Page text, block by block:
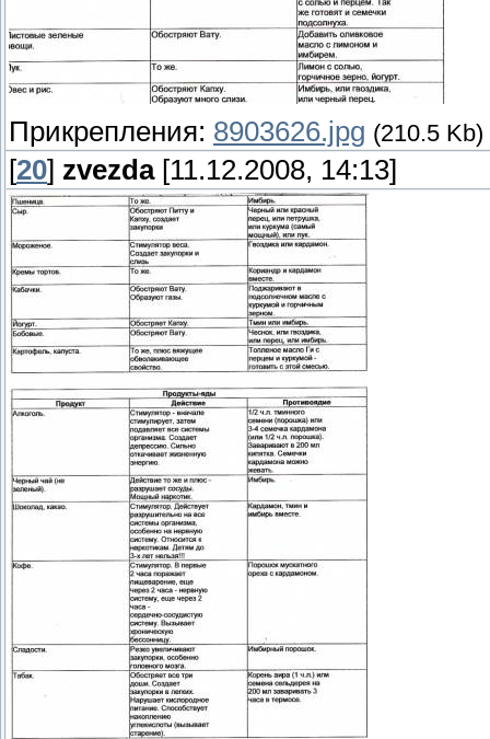
Прикрепления: 8903626.jpg (210.5 Kb)
[20] zvezda[11.12.2008, 14:13]